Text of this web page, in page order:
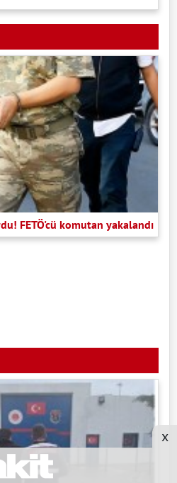
FETÖ'cü komutan yakalandı
x